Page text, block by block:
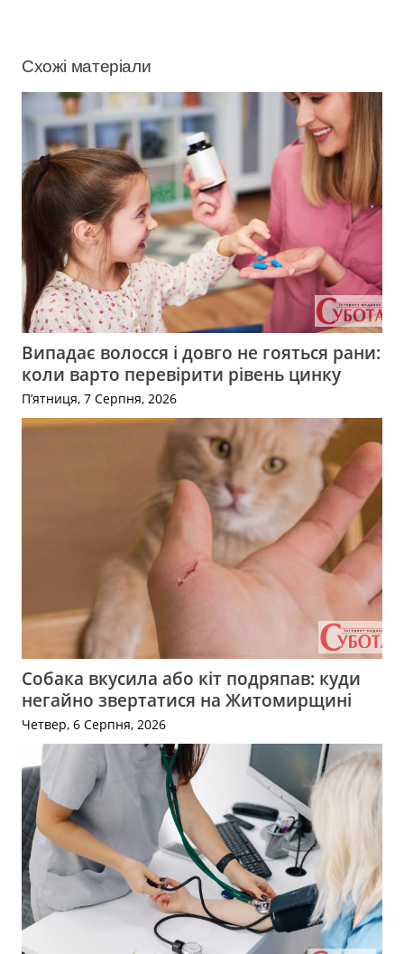
Схожі матеріали
Випадає волосся і довго не гояться рани:
коли варто перевірити рівень цинку
П’ятниця, 7 Серпня, 2026
Собака вкусила або кіт подряпав: куди
негайно звертатися на Житомирщині
Четвер, 6 Серпня, 2026